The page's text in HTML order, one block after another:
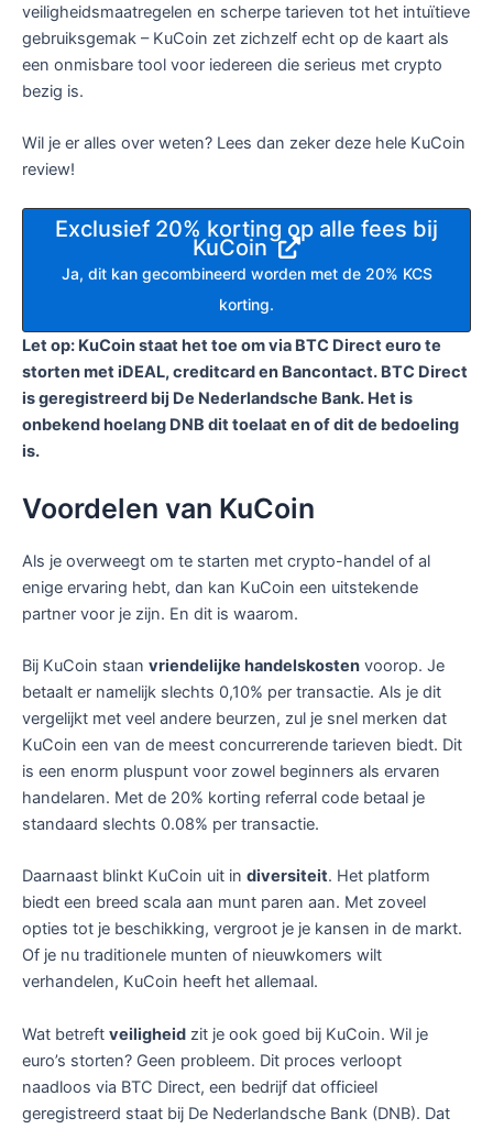
veiligheidsmaatregelen en scherpe tarieven tot het intuïtieve
gebruiksgemak – KuCoin zet zichzelf echt op de kaart als
een onmisbare tool voor iedereen die serieus met crypto
bezig is.
Wil je er alles over weten? Lees dan zeker deze hele KuCoin
review!
Exclusief 20% korting op alle fees bij
KuCoin
Ja, dit kan gecombineerd worden met de 20% KCS
korting.
Let op: KuCoin staat het toe om via BTC Direct euro te
storten met iDEAL, creditcard en Bancontact. BTC Direct
is geregistreerd bij De Nederlandsche Bank. Het is
onbekend hoelang DNB dit toelaat en of dit de bedoeling
is.
Voordelen van KuCoin
Als je overweegt om te starten met crypto-handel of al
enige ervaring hebt, dan kan KuCoin een uitstekende
partner voor je zijn. En dit is waarom.
Bij KuCoin staan vriendelijke handelskosten voorop. Je
betaalt er namelijk slechts 0,10% per transactie. Als je dit
vergelijkt met veel andere beurzen, zul je snel merken dat
KuCoin een van de meest concurrerende tarieven biedt. Dit
is een enorm pluspunt voor zowel beginners als ervaren
handelaren. Met de 20% korting referral code betaal je
standaard slechts 0.08% per transactie.
Daarnaast blinkt KuCoin uit in diversiteit. Het platform
biedt een breed scala aan munt paren aan. Met zoveel
opties tot je beschikking, vergroot je je kansen in de markt.
Of je nu traditionele munten of nieuwkomers wilt
verhandelen, KuCoin heeft het allemaal.
Wat betreft veiligheid zit je ook goed bij KuCoin. Wil je
euro’s storten? Geen probleem. Dit proces verloopt
naadloos via BTC Direct, een bedrijf dat officieel
geregistreerd staat bij De Nederlandsche Bank (DNB). Dat